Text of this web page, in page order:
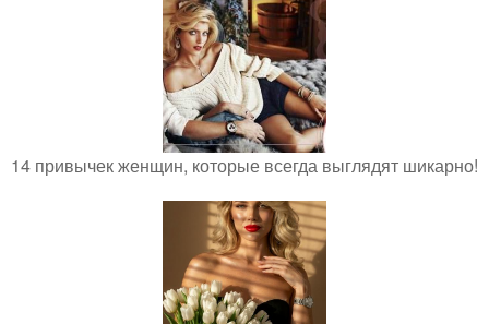
14 привычек женщин, которые всегда выглядят шикарно!